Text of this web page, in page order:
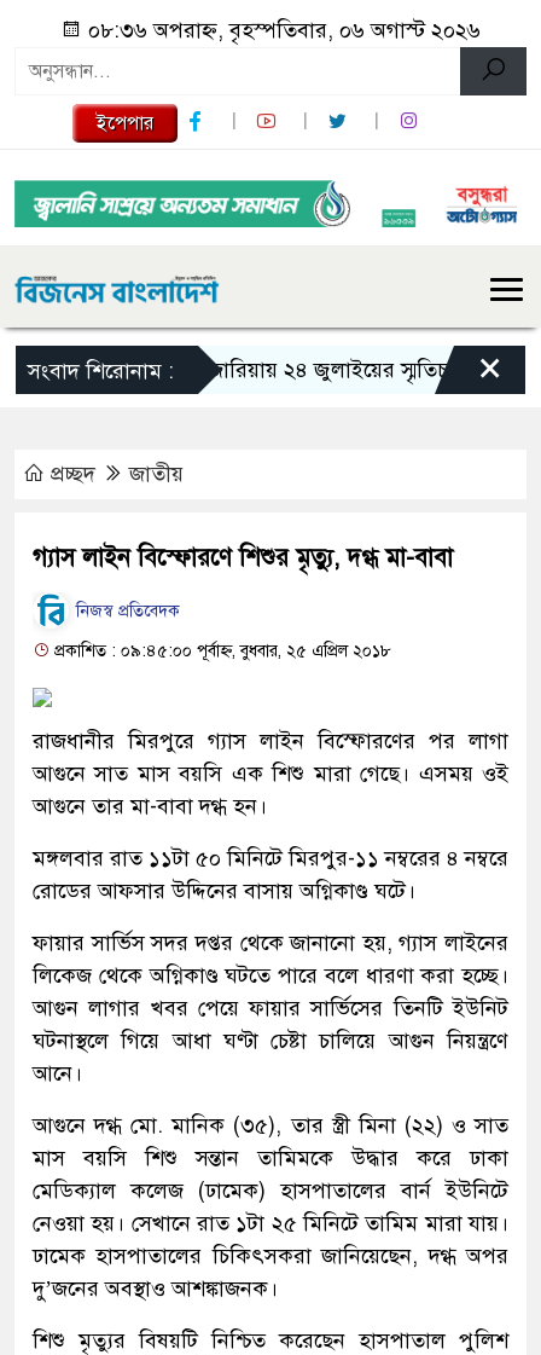
০৮:৩৬ অপরাহ্ন, বৃহস্পতিবার, ০৬ অগাস্ট ২০২৬
ইপেপার
সংবাদ শিরোনাম :গজারিয়ায় ২৪ জুলাইয়ের স্মৃতিচারণ: গুমের
×
প্রচ্ছদ জাতীয়
গ্যাস লাইন বিস্ফোরণে শিশুর মৃত্যু, দগ্ধ মা-বাবা
নিজস্ব প্রতিবেদক
প্রকাশিত : ০৯:৪৫:০০ পূর্বাহ্ন, বুধবার, ২৫ এপ্রিল ২০১৮
রাজধানীর মিরপুরে গ্যাস লাইন বিস্ফোরণের পর লাগা
আগুনে সাত মাস বয়সি এক শিশু মারা গেছে। এসময় ওই
আগুনে তার মা-বাবা দগ্ধ হন।
মঙ্গলবার রাত ১১টা ৫০ মিনিটে মিরপুর-১১ নম্বরের ৪ নম্বরে
রোডের আফসার উদ্দিনের বাসায় অগ্নিকাণ্ড ঘটে।
ফায়ার সার্ভিস সদর দপ্তর থেকে জানানো হয়, গ্যাস লাইনের
লিকেজ থেকে অগ্নিকাণ্ড ঘটতে পারে বলে ধারণা করা হচ্ছে।
আগুন লাগার খবর পেয়ে ফায়ার সার্ভিসের তিনটি ইউনিট
ঘটনাস্থলে গিয়ে আধা ঘণ্টা চেষ্টা চালিয়ে আগুন নিয়ন্ত্রণে
আনে।
আগুনে দগ্ধ মো. মানিক (৩৫), তার স্ত্রী মিনা (২২) ও সাত
মাস বয়সি শিশু সন্তান তামিমকে উদ্ধার করে ঢাকা
মেডিক্যাল কলেজ (ঢামেক) হাসপাতালের বার্ন ইউনিটে
নেওয়া হয়। সেখানে রাত ১টা ২৫ মিনিটে তামিম মারা যায়।
ঢামেক হাসপাতালের চিকিৎসকরা জানিয়েছেন, দগ্ধ অপর
দু’জনের অবস্থাও আশঙ্কাজনক।
শিশু মৃত্যুর বিষয়টি নিশ্চিত করেছেন হাসপাতাল পুলিশ